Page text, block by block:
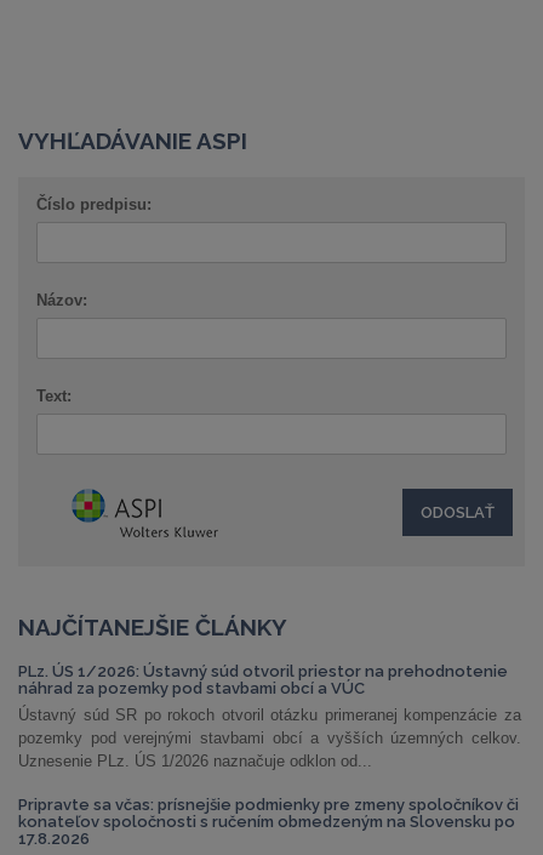
VYHĽADÁVANIE ASPI
Číslo predpisu:
Názov:
Text:
NAJČÍTANEJŠIE ČLÁNKY
PLz. ÚS 1/2026: Ústavný súd otvoril priestor na prehodnotenie
náhrad za pozemky pod stavbami obcí a VÚC
Ústavný súd SR po rokoch otvoril otázku primeranej kompenzácie za
pozemky pod verejnými stavbami obcí a vyšších územných celkov.
Uznesenie PLz. ÚS 1/2026 naznačuje odklon od...
Pripravte sa včas: prísnejšie podmienky pre zmeny spoločníkov či
konateľov spoločnosti s ručením obmedzeným na Slovensku po
17.8.2026